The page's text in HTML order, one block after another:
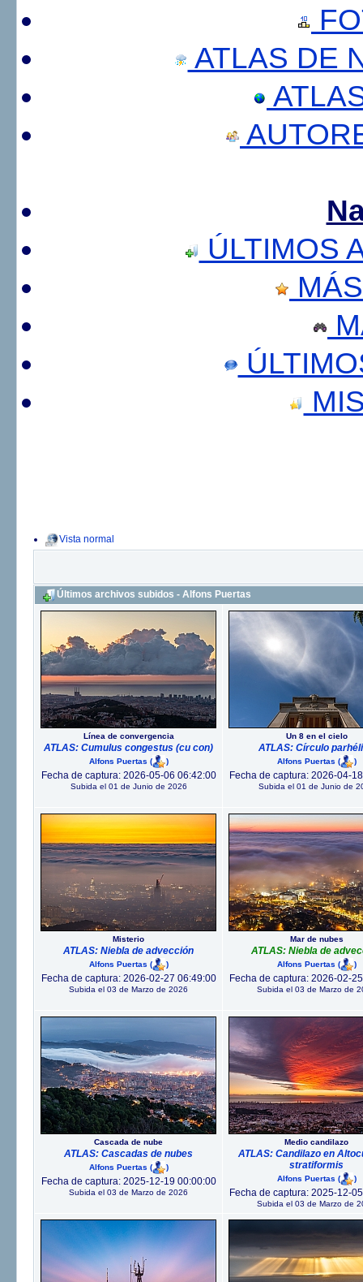
ATLAS DE
ÚLTIMOS
Vista normal
Últimos archivos subidos - Alfons Puertas
Línea de convergencia
ATLAS: Cumulus congestus (cu con)
Alfons Puertas ( )
Fecha de captura: 2026-05-06 06:42:00
Subida el 01 de Junio de 2026
Un 8 en el cielo
ATLAS: Círculo
Alfons Puertas ( )
Fecha de captura: 2026-04-
Subida el 01 de Junio de
Misterio
ATLAS: Niebla de advección
Alfons Puertas ( )
Fecha de captura: 2026-02-27 06:49:00
Subida el 03 de Marzo de 2026
Mar de nubes
ATLAS: Niebla de
Alfons Puertas ( )
Fecha de captura: 2026-02-
Subida el 03 de Marzo de
Cascada de nube
ATLAS: Cascadas de nubes
Alfons Puertas ( )
Fecha de captura: 2025-12-19 00:00:00
Subida el 03 de Marzo de 2026
Medio candilazo
ATLAS: Candilazo en
stratiformis
Alfons Puertas ( )
Fecha de captura: 2025-12-
Subida el 03 de Marzo de